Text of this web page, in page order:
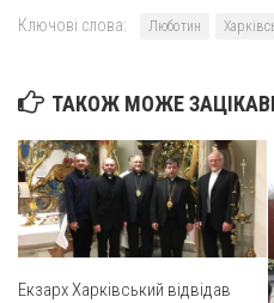
Квіти Слобожанщини
Полтавщина
Сумщина
Оголошення
Трансляції
Ключові слова: Люботин
ТАКОЖ МОЖЕ
Екзарх Харківський відвідав